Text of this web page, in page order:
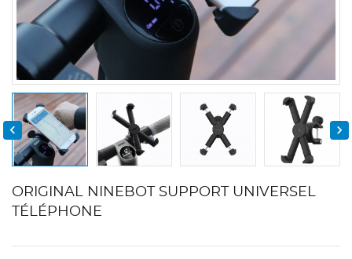
 
ORIGINAL NINEBOT SUPPORT UNIVERSEL
TÉLÉPHONE